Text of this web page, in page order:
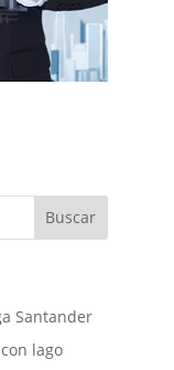
Santander
lago